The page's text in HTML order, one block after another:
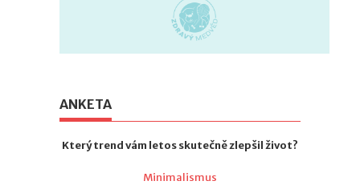
ANKETA
Který trend vám letos skutečně zlepšil život?
Minimalismus